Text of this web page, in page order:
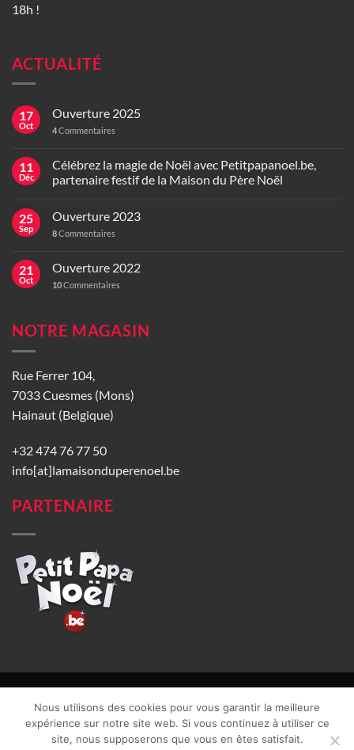
18h !
ACTUALITÉ
17
Oct
Ouverture 2025
4Commentaires
11
Déc
Célébrez la magie de Noël avec Petitpapanoel.be,
partenaire festif de la Maison du Père Noël
25
Sep
Ouverture 2023
8Commentaires
21
Oct
Ouverture 2022
10Commentaires
NOTRE MAGASIN
Rue Ferrer 104,
7033 Cuesmes (Mons)
Hainaut (Belgique)
+32 474 76 77 50
info[at]lamaisonduperenoel.be
PARTENAIRE
CGU| Vie privée| TVA : BE0840965749 | Site web réalisé par
Nous utilisons des cookies pour vous garantir la meilleure
expérience sur notre site web. Si vous continuez à utiliser ce
site, nous supposerons que vous en êtes satisfait.